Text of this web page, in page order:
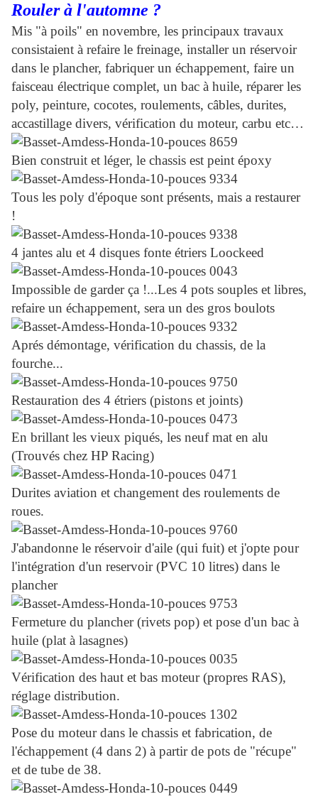
Rouler à l'automne ?
Mis "à poils" en novembre, les principaux travaux
consistaient à refaire le freinage, installer un réservoir
dans le plancher, fabriquer un échappement, faire un
faisceau électrique complet, un bac à huile, réparer les
poly, peinture, cocotes, roulements, câbles, durites,
accastillage divers, vérification du moteur, carbu etc…
Bien construit et léger, le chassis est peint époxy
Tous les poly d'époque sont présents, mais a restaurer
!
4 jantes alu et 4 disques fonte étriers Loockeed
Impossible de garder ça !...Les 4 pots souples et libres,
refaire un échappement, sera un des gros boulots
Aprés démontage, vérification du chassis, de la
fourche...
Restauration des 4 étriers (pistons et joints)
En brillant les vieux piqués, les neuf mat en alu
(Trouvés chez HP Racing)
Durites aviation et changement des roulements de
roues.
J'abandonne le réservoir d'aile (qui fuit) et j'opte pour
l'intégration d'un reservoir (PVC 10 litres) dans le
plancher
Fermeture du plancher (rivets pop) et pose d'un bac à
huile (plat à lasagnes)
Vérification des haut et bas moteur (propres RAS),
réglage distribution.
Pose du moteur dans le chassis et fabrication, de
l'échappement (4 dans 2) à partir de pots de "récupe"
et de tube de 38.